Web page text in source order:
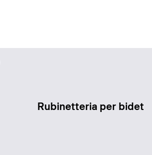
Rubinetteria per bidet